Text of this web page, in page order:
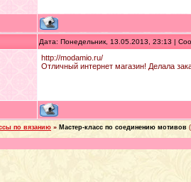
Дата: Понедельник, 13.05.2013, 23:13 |
http://modamio.ru/
Отличный интернет магазин! Делала
по вязанию » Мастер-класс по соединению мотивов